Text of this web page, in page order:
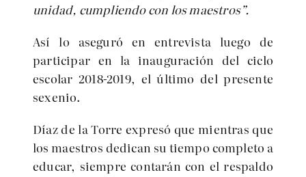
unidad, cumpliendo con los maestros”.
Así lo aseguró en entrevista luego de
participar en la inauguración del ciclo
escolar 2018-2019, el último del presente
sexenio.
Díaz de la Torre expresó que mientras que
los maestros dedican su tiempo completo a
educar, siempre contarán con el respaldo